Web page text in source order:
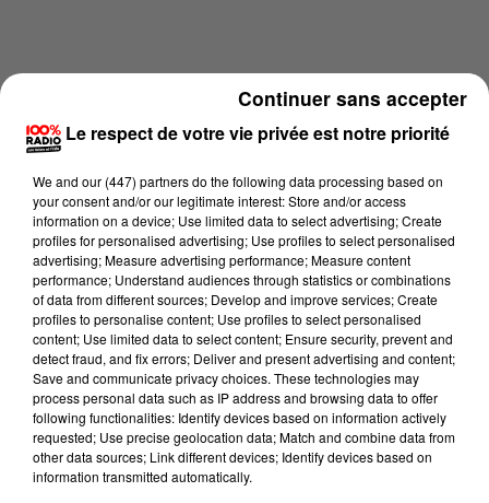
Lecture (4 min 12 sec)
100%
100% Radio les infos de l'Hérault
Le respect de votre vie privée est notre priorité
We and our (447) partnersdo the following data processing based on
your consent and/or our legitimate interest: Store and/or access
information on a device; Use limited data to select advertising; Create
profiles for personalised advertising; Use profiles to select personalised
advertising; Measure advertising performance; Measure content
performance; Understand audiences through statistics or combinations
of data from different sources; Develop and improve services; Create
profiles to personalise content; Use profiles to select personalised
content; Use limited data to select content; Ensure security, prevent and
detect fraud, and fix errors; Deliver and present advertising and content;
Save and communicate privacy choices. These technologies may
process personal data such as IP address and browsing data to offer
following functionalities: Identify devices based on information actively
requested; Use precise geolocation data; Match and combine data from
other data sources; Link different devices; Identify devices based on
information transmitted automatically.
Continuer sans accepter